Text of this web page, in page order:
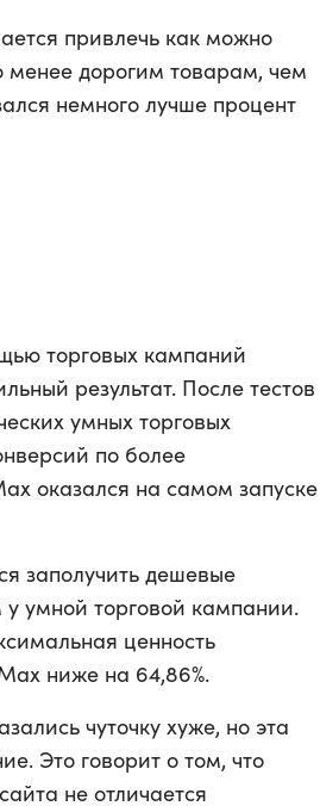
привлечь как можно
менее дорогим товарам, чем
немного лучше процент
торговых кампаний
результат. После тестов
умных торговых
по более
оказался на самом запуске
заполучить дешевые
у умной торговой кампании.
ценность
ниже на 64,86%.
чуточку хуже, но эта
Это говорит о том, что
не отличается